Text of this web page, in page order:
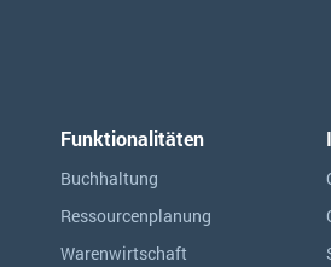
Funktionalitäten
Buchhaltung
Ressourcen­planung
Warenwirtschaft